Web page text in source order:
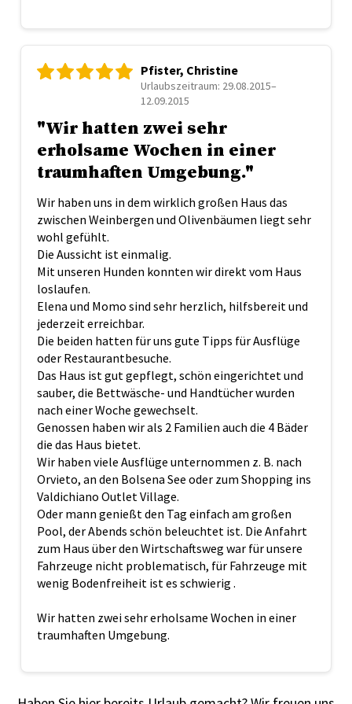
Pfister, Christine
Urlaubszeitraum: 29.08.2015–
12.09.2015
"Wir hatten zwei sehr
erholsame Wochen in einer
traumhaften Umgebung."
Wir haben uns in dem wirklich großen Haus das
zwischen Weinbergen und Olivenbäumen liegt sehr
wohl gefühlt.
Die Aussicht ist einmalig.
Mit unseren Hunden konnten wir direkt vom Haus
loslaufen.
Elena und Momo sind sehr herzlich, hilfsbereit und
jederzeit erreichbar.
Die beiden hatten für uns gute Tipps für Ausflüge
oder Restaurantbesuche.
Das Haus ist gut gepflegt, schön eingerichtet und
sauber, die Bettwäsche- und Handtücher wurden
nach einer Woche gewechselt.
Genossen haben wir als 2 Familien auch die 4 Bäder
die das Haus bietet.
Wir haben viele Ausflüge unternommen z. B. nach
Orvieto, an den Bolsena See oder zum Shopping ins
Valdichiano Outlet Village.
Oder mann genießt den Tag einfach am großen
Pool, der Abends schön beleuchtet ist. Die Anfahrt
zum Haus über den Wirtschaftsweg war für unsere
Fahrzeuge nicht problematisch, für Fahrzeuge mit
wenig Bodenfreiheit ist es schwierig .
Wir hatten zwei sehr erholsame Wochen in einer
traumhaften Umgebung.